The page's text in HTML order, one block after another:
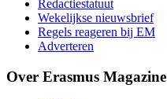
Redactiestatuut
Wekelijkse nieuwsbrief
Regels reageren bij EM
Adverteren
Over Erasmus Magazine